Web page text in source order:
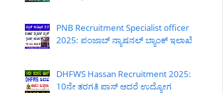
PNB Recruitment Specialist officer
2025: ಪಂಜಾಬ್ ನ್ಯಾಷನಲ್ ಬ್ಯಾಂಕ್ ಇಲಾಖೆ
DHFWS Hassan Recruitment 2025:
10ನೇ ತರಗತಿ ಪಾಸ್ ಆದರೆ ಉದ್ಯೋಗ